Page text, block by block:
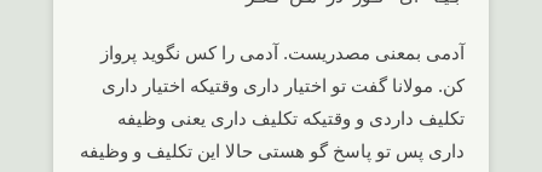
آدمی بمعنی مصدریست. آدمی را کس نگوید پرواز
کن. مولانا گفت تو اختیار داری وقتیکه اختیار داری
تکلیف داردی و وقتیکه تکلیف داری یعنی وظیفه
داری پس تو پاسخ گو هستی حالا این تکلیف و وظیفه